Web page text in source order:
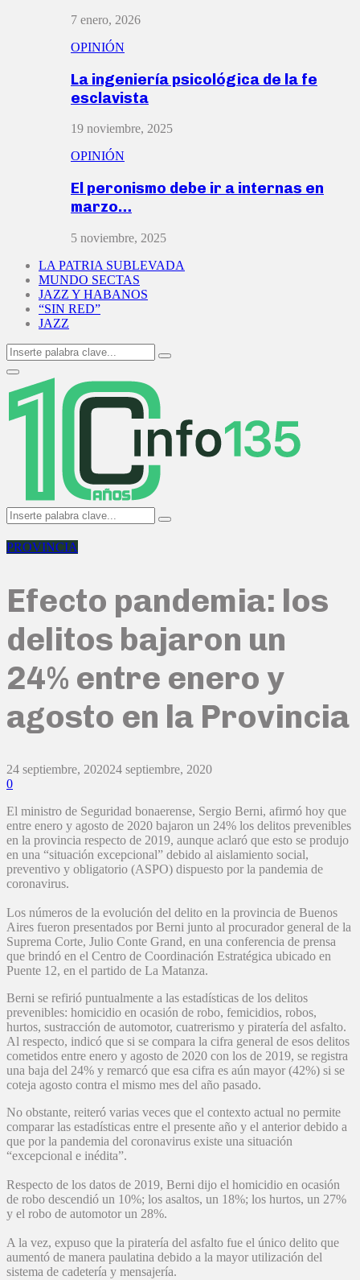
7 enero, 2026
OPINIÓN
La ingeniería psicológica de la fe
esclavista
19 noviembre, 2025
OPINIÓN
El peronismo debe ir a internas en
marzo…
5 noviembre, 2025
LA PATRIA SUBLEVADA
MUNDO SECTAS
JAZZ Y HABANOS
“SIN RED”
JAZZ
Search
for:
Search
Primary
Menu
Search
for:
Search
PROVINCIA
Efecto pandemia: los
delitos bajaron un
24% entre enero y
agosto en la Provincia
24 septiembre, 202024 septiembre, 2020
0
El ministro de Seguridad bonaerense, Sergio Berni, afirmó hoy que
entre enero y agosto de 2020 bajaron un 24% los delitos prevenibles
en la provincia respecto de 2019, aunque aclaró que esto se produjo
en una “situación excepcional” debido al aislamiento social,
preventivo y obligatorio (ASPO) dispuesto por la pandemia de
coronavirus.
Los números de la evolución del delito en la provincia de Buenos
Aires fueron presentados por Berni junto al procurador general de la
Suprema Corte, Julio Conte Grand, en una conferencia de prensa
que brindó en el Centro de Coordinación Estratégica ubicado en
Puente 12, en el partido de La Matanza.
Berni se refirió puntualmente a las estadísticas de los delitos
prevenibles: homicidio en ocasión de robo, femicidios, robos,
hurtos, sustracción de automotor, cuatrerismo y piratería del asfalto.
Al respecto, indicó que si se compara la cifra general de esos delitos
cometidos entre enero y agosto de 2020 con los de 2019, se registra
una baja del 24% y remarcó que esa cifra es aún mayor (42%) si se
coteja agosto contra el mismo mes del año pasado.
No obstante, reiteró varias veces que el contexto actual no permite
comparar las estadísticas entre el presente año y el anterior debido a
que por la pandemia del coronavirus existe una situación
“excepcional e inédita”.
Respecto de los datos de 2019, Berni dijo el homicidio en ocasión
de robo descendió un 10%; los asaltos, un 18%; los hurtos, un 27%
y el robo de automotor un 28%.
A la vez, expuso que la piratería del asfalto fue el único delito que
aumentó de manera paulatina debido a la mayor utilización del
sistema de cadetería y mensajería.